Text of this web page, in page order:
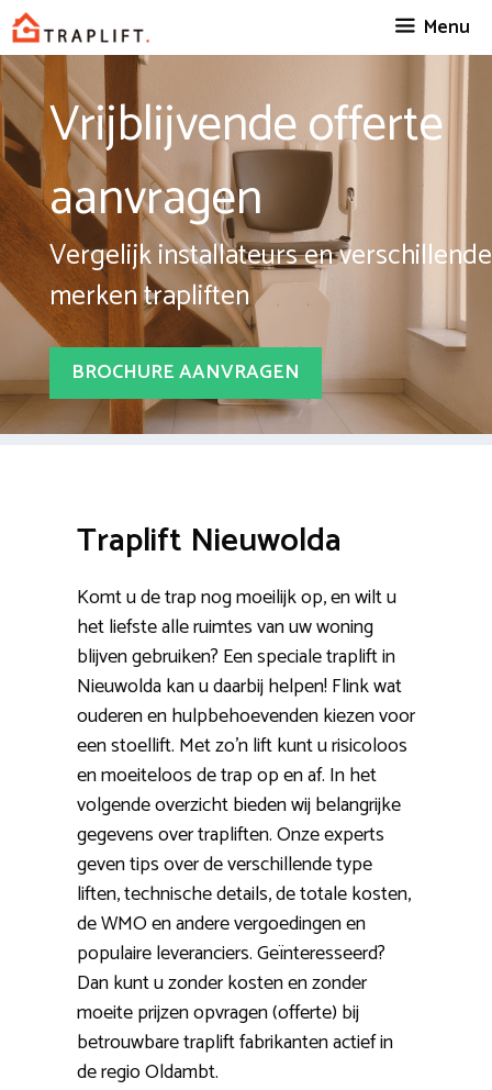
Spring
naar
inhoud
Menu
Vrijblijvende offerte
aanvragen
Vergelijk installateurs en verschillende
merken trapliften
BROCHURE AANVRAGEN
Traplift Nieuwolda
Komt u de trap nog moeilijk op, en wilt u
het liefste alle ruimtes van uw woning
blijven gebruiken? Een speciale traplift in
Nieuwolda kan u daarbij helpen! Flink wat
ouderen en hulpbehoevenden kiezen voor
een stoellift. Met zo’n lift kunt u risicoloos
en moeiteloos de trap op en af. In het
volgende overzicht bieden wij belangrijke
gegevens over trapliften. Onze experts
geven tips over de verschillende type
liften, technische details, de totale kosten,
de WMO en andere vergoedingen en
populaire leveranciers. Geïnteresseerd?
Dan kunt u zonder kosten en zonder
moeite prijzen opvragen (offerte) bij
betrouwbare traplift fabrikanten actief in
de regio Oldambt.